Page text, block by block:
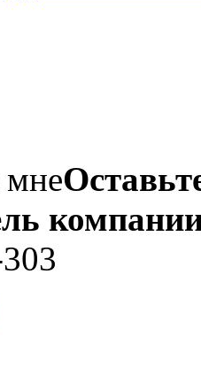
мне